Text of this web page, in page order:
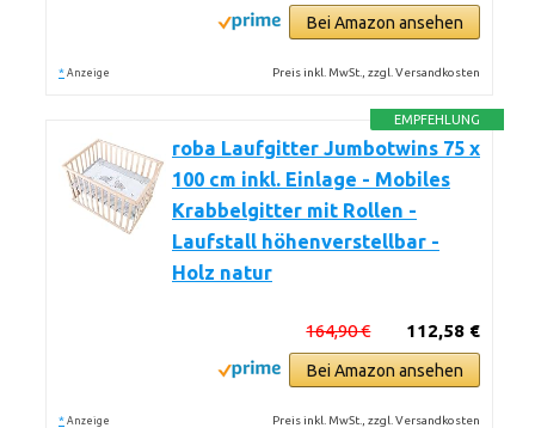
Bei Amazon ansehen
* Anzeige Preis inkl. MwSt., zzgl. Versandkosten
EMPFEHLUNG
roba Laufgitter Jumbotwins 75 x
100 cm inkl. Einlage - Mobiles
Krabbelgitter mit Rollen -
Laufstall höhenverstellbar -
Holz natur
112,58 €
164,90 €
Bei Amazon ansehen
* Anzeige Preis inkl. MwSt., zzgl. Versandkosten